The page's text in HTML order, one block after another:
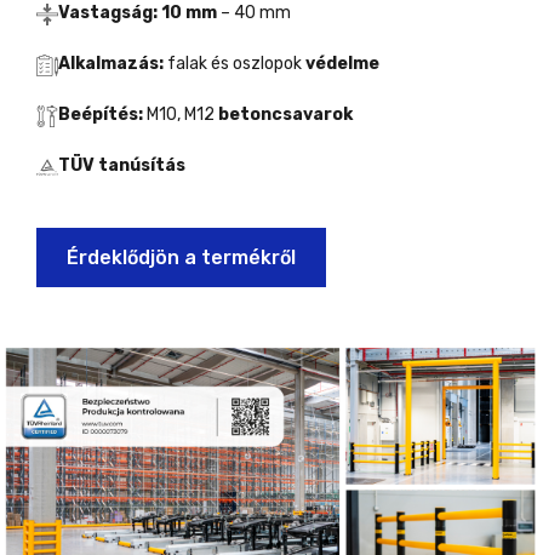
Vastagság: 10 mm – 40 mm
Alkalmazás: falak és oszlopokvédelme
Beépítés: M10, M12 betoncsavarok
TÜV tanúsítás
Érdeklődjön a termékről